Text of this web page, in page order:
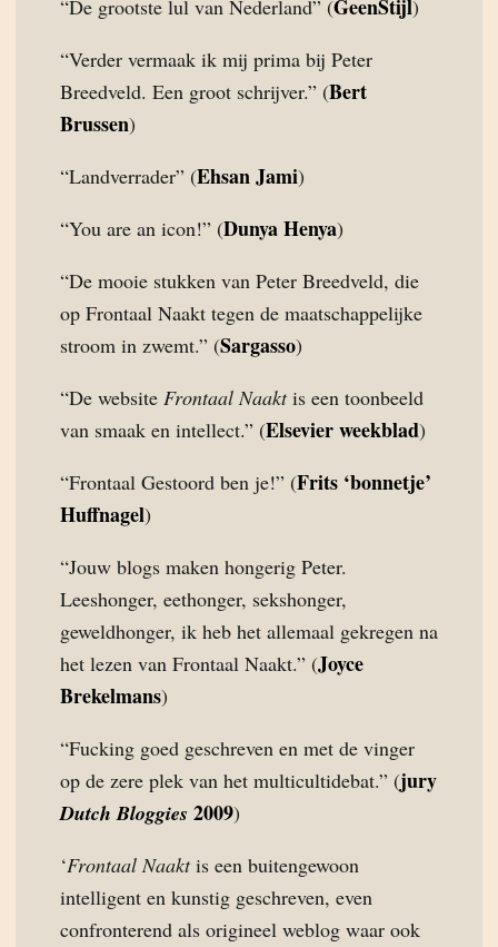
“De grootste lul van Nederland” (GeenStijl)
“Verder vermaak ik mij prima bij Peter
Breedveld. Een groot schrijver.” (Bert
Brussen)
“Landverrader” (Ehsan Jami)
“You are an icon!” (Dunya Henya)
“De mooie stukken van Peter Breedveld, die
op Frontaal Naakt tegen de maatschappelijke
stroom in zwemt.” (Sargasso)
“De website Frontaal Naaktis een toonbeeld
van smaak en intellect.” (Elsevier weekblad)
“Frontaal Gestoord ben je!” (Frits ‘bonnetje’
Huffnagel)
“Jouw blogs maken hongerig Peter.
Leeshonger, eethonger, sekshonger,
geweldhonger, ik heb het allemaal gekregen na
het lezen van Frontaal Naakt.” (Joyce
Brekelmans)
“Fucking goed geschreven en met de vinger
op de zere plek van het multicultidebat.” (jury
Dutch Bloggies 2009)
‘Frontaal Naaktis een buitengewoon
intelligent en kunstig geschreven, even
confronterend als origineel weblog waar ook